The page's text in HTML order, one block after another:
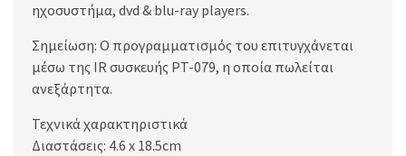
ηχοσυστήμα, dvd & blu-ray players.
Σημείωση: Ο προγραμματισμός του επιτυγχάνεται
μέσω της IR συσκευής PT-079, η οποία πωλείται
ανεξάρτητα.
Τεχνικά χαρακτηριστικά
Διαστάσεις: 4.6 x 18.5cm